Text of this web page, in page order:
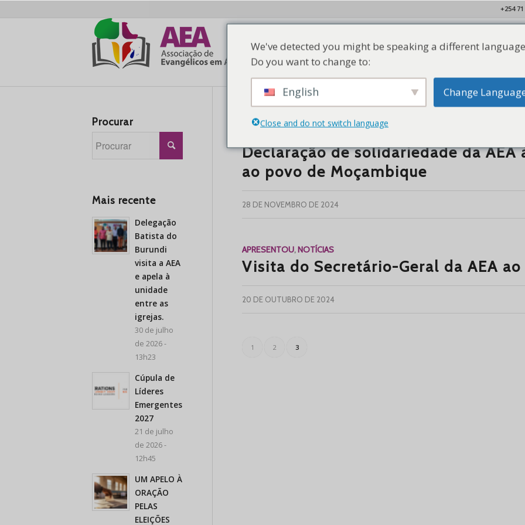
+254
Lar Quem Somos Nossos Membros Recursos
Declaração de solidariedade da AEA
ao povo de Moçambique
28 DE NOVEMBRO DE 2024
APRESENTOU,NOTÍCIAS
Visita do Secretário-Geral da AEA ao
20 DE OUTUBRO DE 2024
1 2 3
Procurar
Mais recente
Delegação
Batista do
Burundi
visita a AEA
e apela à
unidade
entre as
igrejas.
30 de julho
de 2026 -
13h23
Cúpula de
Líderes
Emergentes
2027
21 de julho
de 2026 -
12h45
UM APELO À
ORAÇÃO
PELAS
ELEIÇÕES
We've detected you might be speaking a different
Do you want to change to:
English Change
Close and do not switch language